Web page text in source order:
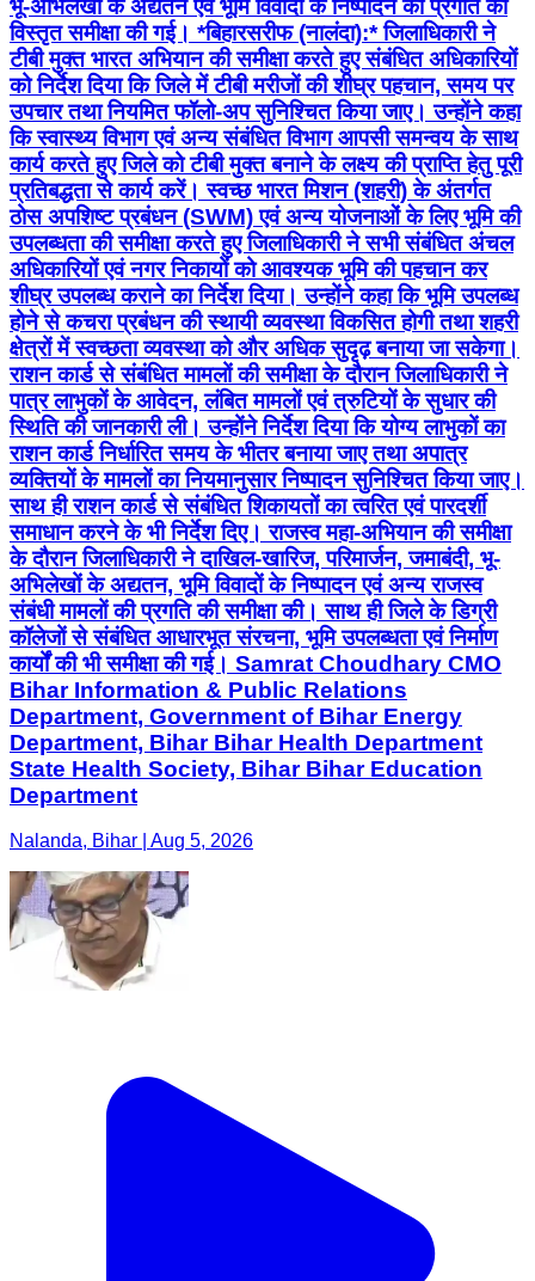
भू-अभिलेखों के अद्यतन एवं भूमि विवादों के निष्पादन की प्रगति की
विस्तृत समीक्षा की गई। *बिहारसरीफ (नालंदा):* जिलाधिकारी ने
टीबी मुक्त भारत अभियान की समीक्षा करते हुए संबंधित अधिकारियों
को निर्देश दिया कि जिले में टीबी मरीजों की शीघ्र पहचान, समय पर
उपचार तथा नियमित फॉलो-अप सुनिश्चित किया जाए। उन्होंने कहा
कि स्वास्थ्य विभाग एवं अन्य संबंधित विभाग आपसी समन्वय के साथ
कार्य करते हुए जिले को टीबी मुक्त बनाने के लक्ष्य की प्राप्ति हेतु पूरी
प्रतिबद्धता से कार्य करें। स्वच्छ भारत मिशन (शहरी) के अंतर्गत
ठोस अपशिष्ट प्रबंधन (SWM) एवं अन्य योजनाओं के लिए भूमि की
उपलब्धता की समीक्षा करते हुए जिलाधिकारी ने सभी संबंधित अंचल
अधिकारियों एवं नगर निकायों को आवश्यक भूमि की पहचान कर
शीघ्र उपलब्ध कराने का निर्देश दिया। उन्होंने कहा कि भूमि उपलब्ध
होने से कचरा प्रबंधन की स्थायी व्यवस्था विकसित होगी तथा शहरी
क्षेत्रों में स्वच्छता व्यवस्था को और अधिक सुदृढ़ बनाया जा सकेगा।
राशन कार्ड से संबंधित मामलों की समीक्षा के दौरान जिलाधिकारी ने
पात्र लाभुकों के आवेदन, लंबित मामलों एवं त्रुटियों के सुधार की
स्थिति की जानकारी ली। उन्होंने निर्देश दिया कि योग्य लाभुकों का
राशन कार्ड निर्धारित समय के भीतर बनाया जाए तथा अपात्र
व्यक्तियों के मामलों का नियमानुसार निष्पादन सुनिश्चित किया जाए।
साथ ही राशन कार्ड से संबंधित शिकायतों का त्वरित एवं पारदर्शी
समाधान करने के भी निर्देश दिए। राजस्व महा-अभियान की समीक्षा
के दौरान जिलाधिकारी ने दाखिल-खारिज, परिमार्जन, जमाबंदी, भू-
अभिलेखों के अद्यतन, भूमि विवादों के निष्पादन एवं अन्य राजस्व
संबंधी मामलों की प्रगति की समीक्षा की। साथ ही जिले के डिग्री
कॉलेजों से संबंधित आधारभूत संरचना, भूमि उपलब्धता एवं निर्माण
कार्यों की भी समीक्षा की गई। Samrat Choudhary CMO
Bihar Information & Public Relations
Department, Government of Bihar Energy
Department, Bihar Bihar Health Department
State Health Society, Bihar Bihar Education
Department
Nalanda, Bihar | Aug 5, 2026